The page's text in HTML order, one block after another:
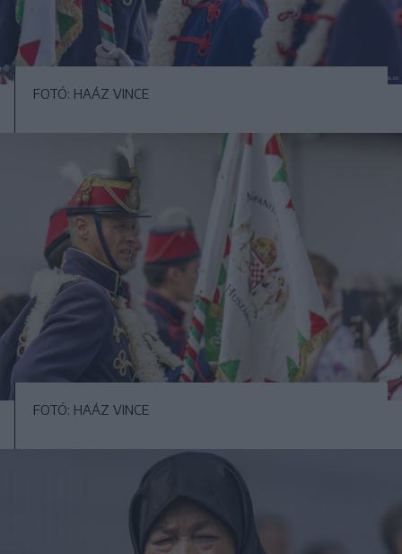
FOTÓ: HAÁZ VINCE
FOTÓ: HAÁZ VINCE